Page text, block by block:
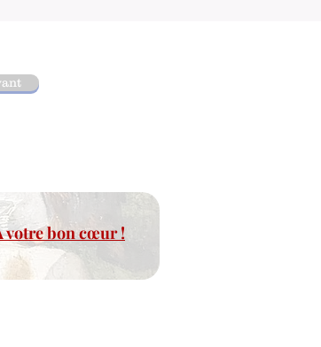
votre bon cœur !